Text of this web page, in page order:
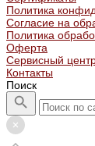
Политика
Согласие на
Политика
Оферта
Сервисный
Контакты
Поиск